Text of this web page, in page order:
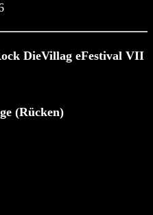
DieVillag eFestival VII
(Rücken)